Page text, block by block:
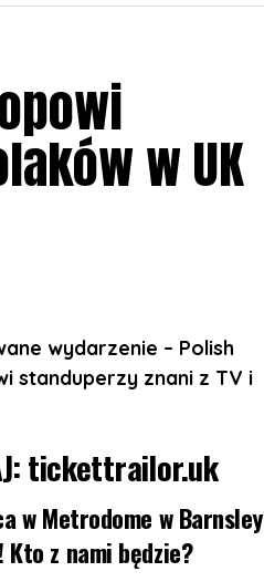
1331588
M1 7HL
Birmingham B12 9AT
5PN
1331588
w UK
wydarzenie – Polish
standuperzy znani z TV i
tickettrailor.uk
w Metrodome w Barnsley
z nami będzie?